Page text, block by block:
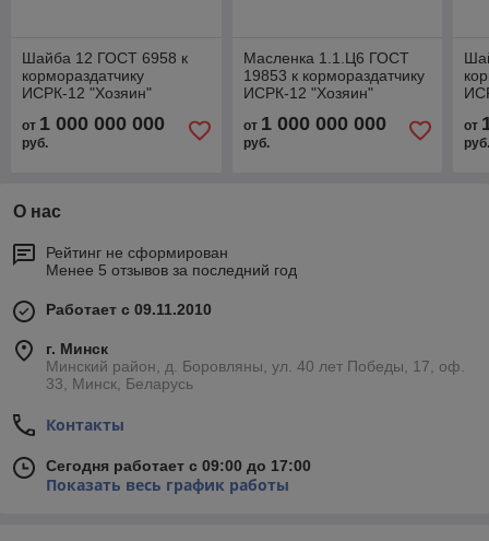
Шайба 12 ГОСТ 6958 к
кормораздатчику
ИСРК-12 "Хозяин"
от 1 000 000 000
руб.
Масленка 1.1.Ц6 ГОСТ
19853 к кормораздатчику
ИСРК-12 "Хозяин"
от 1 000 000 000
руб.
от
О нас
Рейтинг не сформирован
Менее 5 отзывов за последний год
Работает с 09.11.2010
г. Минск
Минский район, д. Боровляны, ул. 40 лет Победы, 17, оф.
33, Минск, Беларусь
Контакты
Сегодня работает с 09:00 до 17:00
Показать весь график работы